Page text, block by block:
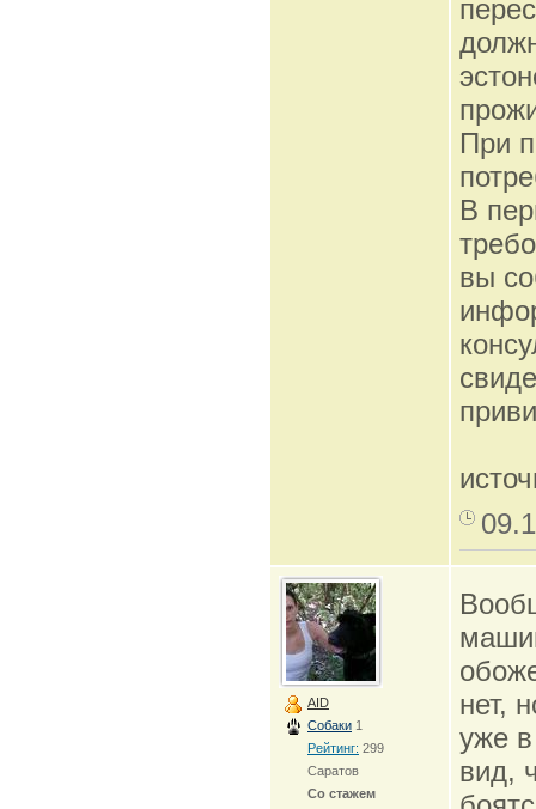
При
В
вы
AID
Собаки 1
Рейтинг: 299
Саратов
Со стажем
нет,
уже
вид,